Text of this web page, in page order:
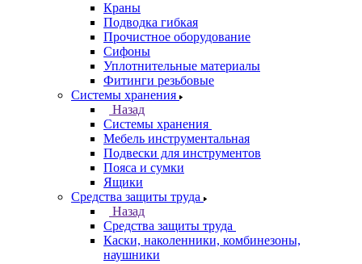
Краны
Подводка гибкая
Прочистное оборудование
Сифоны
Уплотнительные материалы
Фитинги резьбовые
Системы хранения
Назад
Системы хранения
Мебель инструментальная
Подвески для инструментов
Пояса и сумки
Ящики
Средства защиты труда
Назад
Средства защиты труда
Каски, наколенники, комбинезоны,
наушники